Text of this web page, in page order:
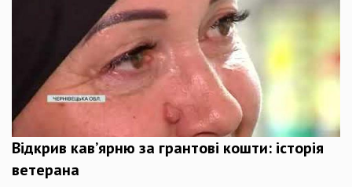
Відкрив кав’ярню за грантові кошти: історія
ветерана